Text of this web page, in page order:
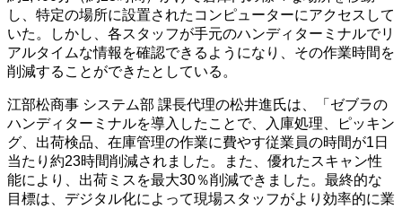
し、特定の場所に設置されたコンピューターにアクセスして
いた。しかし、各スタッフが手元のハンディターミナルでリ
アルタイムな情報を確認できるようになり、その作業時間を
削減することができたとしている。
江部松商事 システム部 課長代理の松井進氏は、「ゼブラの
ハンディターミナルを導入したことで、入庫処理、ピッキン
グ、出荷検品、在庫管理の作業に費やす従業員の時間が1日
当たり約23時間削減されました。また、優れたスキャン性
能により、出荷ミスを最大30％削減できました。最終的な
目標は、デジタル化によって現場スタッフがより効率的に業